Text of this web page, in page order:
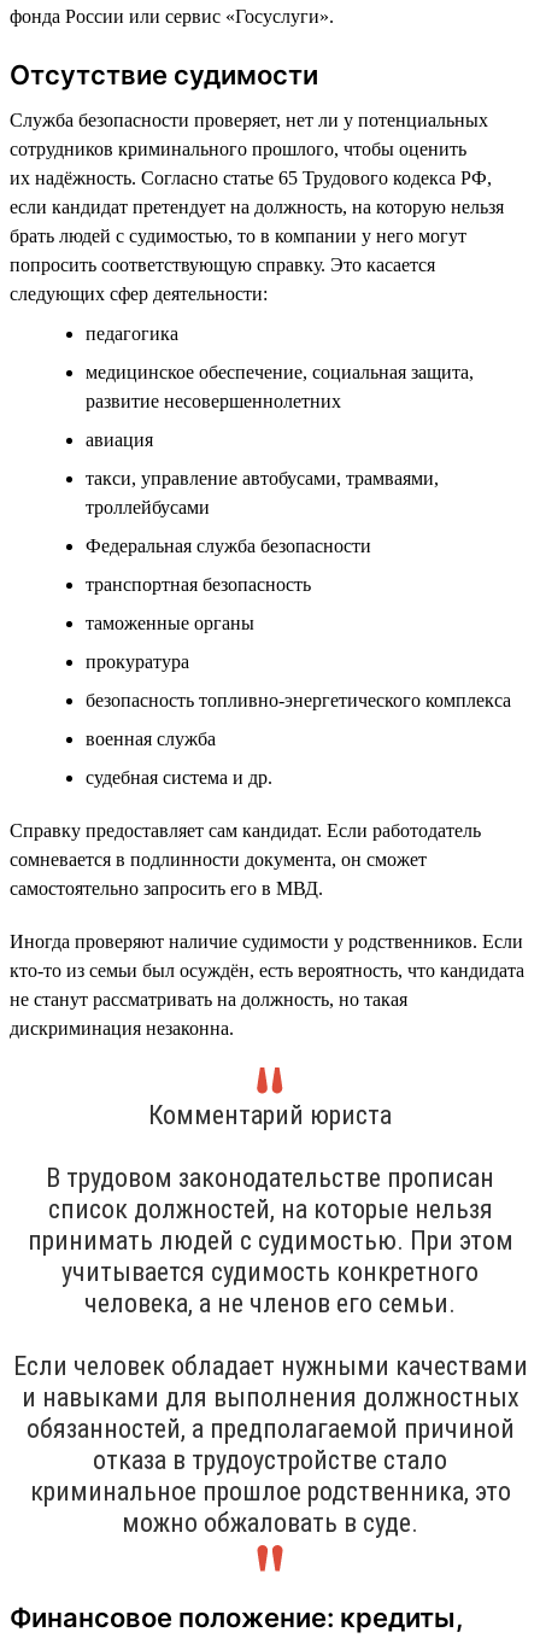
фонда России или сервис «Госуслуги».
Отсутствие судимости
Служба безопасности проверяет, нет ли у потенциальных
сотрудников криминального прошлого, чтобы оценить
их надёжность. Согласно статье 65 Трудового кодекса РФ,
если кандидат претендует на должность, на которую нельзя
брать людей с судимостью, то в компании у него могут
попросить соответствующую справку. Это касается
следующих сфер деятельности:
педагогика
медицинское обеспечение, социальная защита,
развитие несовершеннолетних
авиация
такси, управление автобусами, трамваями,
троллейбусами
Федеральная служба безопасности
транспортная безопасность
таможенные органы
прокуратура
безопасность топливно-энергетического комплекса
военная служба
судебная система и др.
Справку предоставляет сам кандидат. Если работодатель
сомневается в подлинности документа, он сможет
самостоятельно запросить его в МВД.
Иногда проверяют наличие судимости у родственников. Если
кто-то из семьи был осуждён, есть вероятность, что кандидата
не станут рассматривать на должность, но такая
дискриминация незаконна.
Комментарий юриста
В трудовом законодательстве прописан
список должностей, на которые нельзя
принимать людей с судимостью. При этом
учитывается судимость конкретного
человека, а не членов его семьи.
Если человек обладает нужными качествами
и навыками для выполнения должностных
обязанностей, а предполагаемой причиной
отказа в трудоустройстве стало
криминальное прошлое родственника, это
можно обжаловать в суде.
Финансовое положение: кредиты,